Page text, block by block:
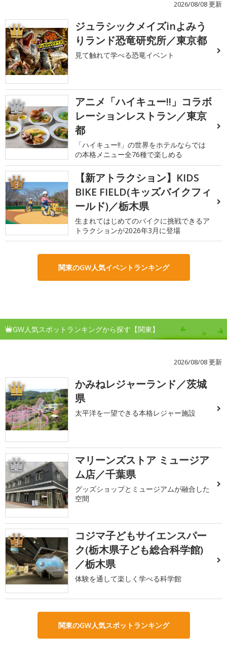
2026/08/08 更新
1
ジュラシックメイズinよみう
りランド恐竜研究所／東京都
見て触れて学べる恐竜イベント
2
アニメ「ハイキュー!!」コラボ
レーションレストラン／東京
都
「ハイキュー!!」の世界をホテルならでは
の本格メニュー全76種で楽しめる
3
【新アトラクション】KIDS
BIKE FIELD(キッズバイクフィ
ールド)／栃木県
生まれてはじめてのバイクに挑戦できるア
トラクションが2026年3月に登場
関東のGW人気イベントランキング
GW人気スポットランキングから探す【関東】
2026/08/08 更新
1
かみねレジャーランド／茨城
県
太平洋を一望できる本格レジャー施設
2
マリーンズストア ミュージア
ム店／千葉県
グッズショップとミュージアムが融合した
空間
3
コジマ子どもサイエンスパー
ク(栃木県子ども総合科学館)
／栃木県
体験を通して楽しく学べる科学館
関東のGW人気スポットランキング